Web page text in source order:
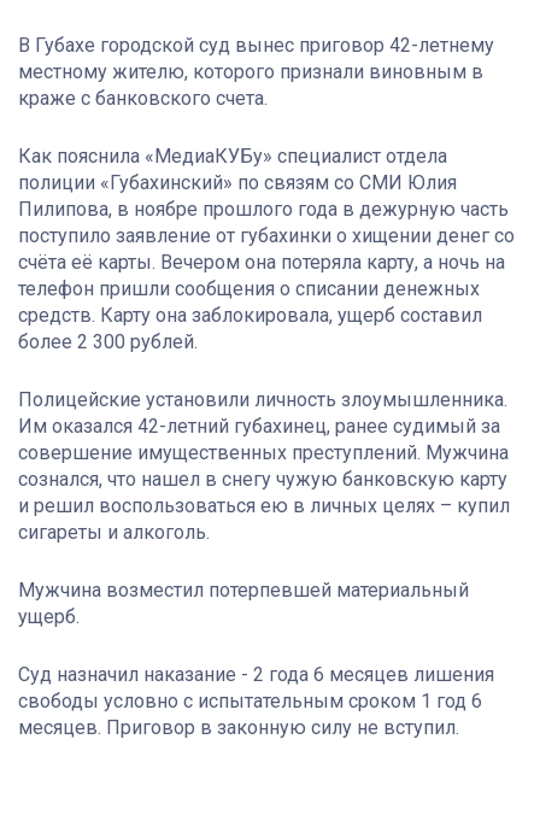
В Губахе городской суд вынес приговор 42-летнему
местному жителю, которого признали виновным в
краже с банковского счета.
Как пояснила «МедиаКУБу» специалист отдела
полиции «Губахинский» по связям со СМИ Юлия
Пилипова, в ноябре прошлого года в дежурную часть
поступило заявление от губахинки о хищении денег со
счёта её карты. Вечером она потеряла карту, а ночь на
телефон пришли сообщения о списании денежных
средств. Карту она заблокировала, ущерб составил
более 2 300 рублей.
Полицейские установили личность злоумышленника.
Им оказался 42-летний губахинец, ранее судимый за
совершение имущественных преступлений. Мужчина
сознался, что нашел в снегу чужую банковскую карту
и решил воспользоваться ею в личных целях – купил
сигареты и алкоголь.
Мужчина возместил потерпевшей материальный
ущерб.
Суд назначил наказание - 2 года 6 месяцев лишения
свободы условно с испытательным сроком 1 год 6
месяцев. Приговор в законную силу не вступил.